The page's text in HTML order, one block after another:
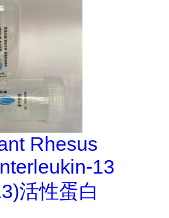
Rhesus
13
活性蛋白